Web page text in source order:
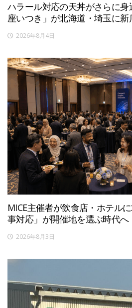
ハラール対応の天丼がさらに
座いつき」が北海道・埼玉に
2026年8月4日
MICE主催者が飲食店・ホテ
事対応」が開催地を選ぶ時代へ
2026年8月3日